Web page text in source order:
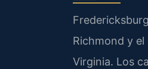
Richmond y
Virginia. Los